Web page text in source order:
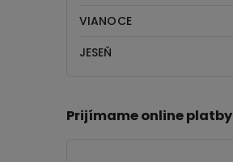
VIANOCE
JESEŇ
Prijímame online platby